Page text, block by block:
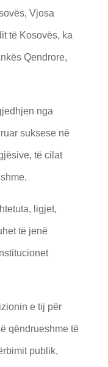
Vjosa
të Kosovës, ka
Qendrore,
nga
suksese në
të cilat
ligjet,
të jenë
e tij për
qëndrueshme të
publik,